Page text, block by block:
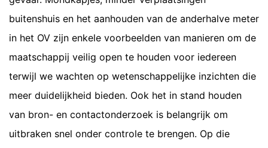
buitenshuis en het aanhouden van de anderhalve meter
in het OV zijn enkele voorbeelden van manieren om de
maatschappij veilig open te houden voor iedereen
terwijl we wachten op wetenschappelijke inzichten die
meer duidelijkheid bieden. Ook het in stand houden
van bron- en contactonderzoek is belangrijk om
uitbraken snel onder controle te brengen. Op die